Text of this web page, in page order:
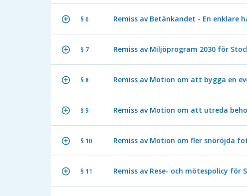
§ 6 Remiss av Betänkandet - En enklare
§ 7 Remiss av Miljöprogram 2030 för
§ 8 Remiss av Motion om att bygga en
§ 9 Remiss av Motion om att utreda
§ 10 Remiss av Motion om fler snöröjda
§ 11 Remiss av Rese- och mötespolicy för